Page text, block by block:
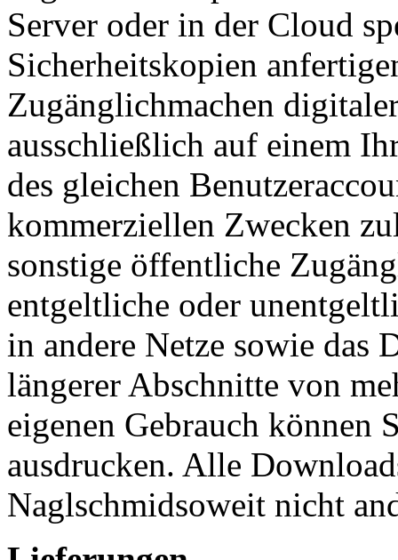
Server oder in der Cloud
Sicherheitskopien
Zugänglichmachen
ausschließlich auf einem
des gleichen
kommerziellen Zwecken
sonstige öffentliche
entgeltliche oder
in andere Netze sowie das
längerer Abschnitte von
eigenen Gebrauch können
ausdrucken. Alle
Naglschmidsoweit nicht